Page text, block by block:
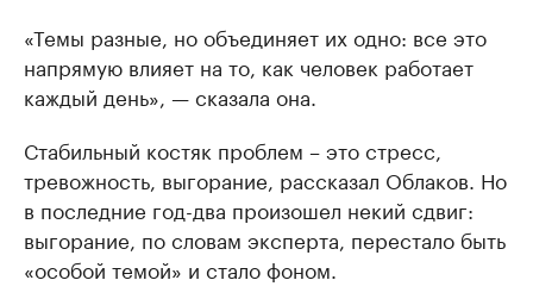
«Темы разные, но объединяет их одно: все это
напрямую влияет на то, как человек работает
каждый день», — сказала она.
Стабильный костяк проблем – это стресс,
тревожность, выгорание, рассказал Облаков. Но
в последние год-два произошел некий сдвиг:
выгорание, по словам эксперта, перестало быть
«особой темой» и стало фоном.